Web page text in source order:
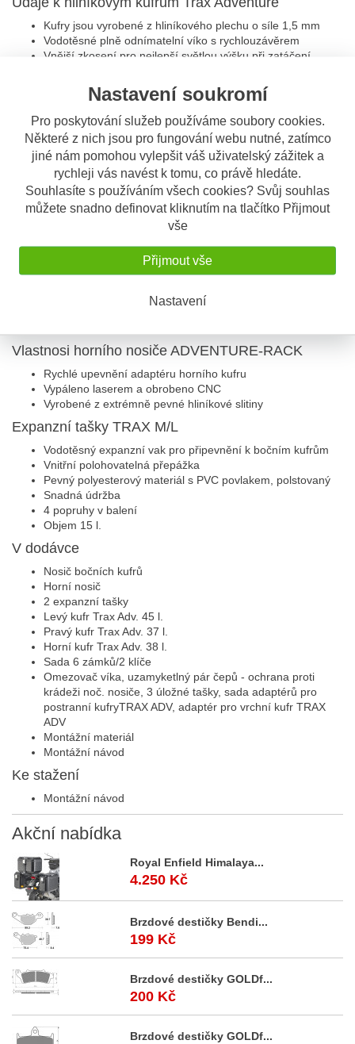
Nastavení soukromí
Pro poskytování služeb používáme soubory cookies.
Některé z nich jsou pro fungování webu nutné, zatímco
jiné nám pomohou vylepšit váš uživatelský zážitek a
rychleji vás navést k tomu, co právě hledáte.
Souhlasíte s používáním všech cookies? Svůj souhlas
můžete snadno definovat kliknutím na tlačítko Přijmout
vše
Přijmout vše
Nastavení
Kufry jsou vyrobené z hliníkového plechu o síle 1,5 mm
Vodotěsné plně odnímatelní víko s rychlouzávěrem
Vnější zkosení pro nejlepší světlou výšku při zatáčení
Reliéfní vzory, hluboce tažená víka a svařované tělo
poskytují vysokou stabilitu
Panty z nerezové oceli
Vyměnitelné těsnění
4 velké úchyty integrované do konstrukce krytu (např. pro
stany nebo tašky na příslušenství, které jsou součástí
dodávky)
Ochrana proti oxidaci a oděru práškovou barvou (černý
model) nebo eloxování (stříbrný model)
Údaje k bočnímu nosiči PRO:
Odnímatelný nosič bočních kufrů Quick-Lock PRO
Vlastnosi horního nosiče ADVENTURE-RACK
Rychlé upevnění adaptéru horního kufru
Vypáleno laserem a obrobeno CNC
Vyrobené z extrémně pevné hliníkové slitiny
Expanzní tašky TRAX M/L
Vodotěsný expanzní vak pro připevnění k bočním kufrům
Vnitřní polohovatelná přepážka
Pevný polyesterový materiál s PVC povlakem, polstovaný
Snadná údržba
4 popruhy v balení
Objem 15 l.
V dodávce
Nosič bočních kufrů
Horní nosič
2 expanzní tašky
Levý kufr Trax Adv. 45 l.
Pravý kufr Trax Adv. 37 l.
Horní kufr Trax Adv. 38 l.
Sada 6 zámků/2 klíče
Omezovač víka, uzamyketlný pár čepů - ochrana proti
krádeži noč. nosiče, 3 úložné tašky, sada adaptérů pro
postranní kufryTRAX ADV, adaptér pro vrchní kufr TRAX
ADV
Montážní materiál
Montážní návod
Ke stažení
Montážní návod
Akční nabídka
Royal Enfield Himalaya...
4.250 Kč
Brzdové destičky Bendi...
199 Kč
Brzdové destičky GOLDf...
200 Kč
Brzdové destičky GOLDf...